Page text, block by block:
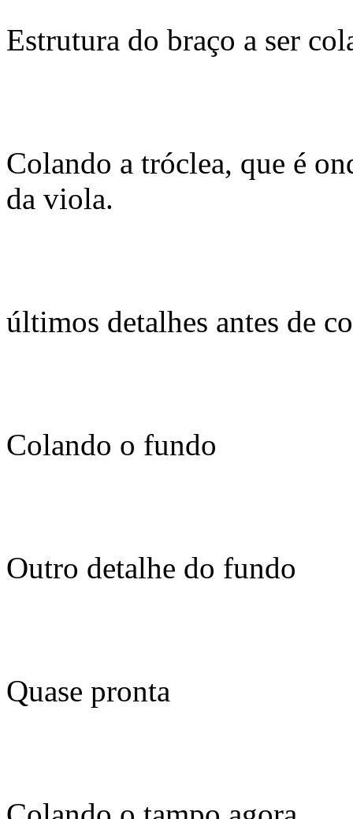
Estrutura do braço a ser
Colando a tróclea, que é
da viola.
últimos detalhes antes de
Colando o fundo
Outro detalhe do fundo
Quase pronta